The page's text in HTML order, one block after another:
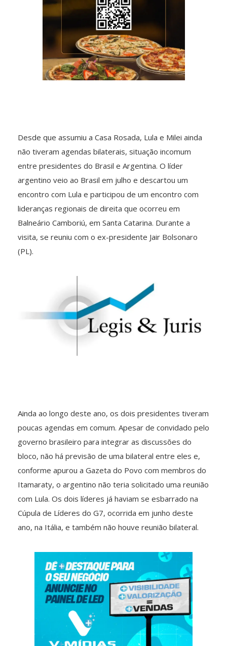
Desde que assumiu a Casa Rosada, Lula e Milei ainda
não tiveram agendas bilaterais, situação incomum
entre presidentes do Brasil e Argentina. O líder
argentino veio ao Brasil em julho e descartou um
encontro com Lula e participou de um encontro com
lideranças regionais de direita que ocorreu em
Balneário Camboriú, em Santa Catarina. Durante a
visita, se reuniu com o ex-presidente Jair Bolsonaro
(PL).
Ainda ao longo deste ano, os dois presidentes tiveram
poucas agendas em comum. Apesar de convidado pelo
governo brasileiro para integrar as discussões do
bloco, não há previsão de uma bilateral entre eles e,
conforme apurou a Gazeta do Povo com membros do
Itamaraty, o argentino não teria solicitado uma reunião
com Lula. Os dois líderes já haviam se esbarrado na
Cúpula de Líderes do G7, ocorrida em junho deste
ano, na Itália, e também não houve reunião bilateral.